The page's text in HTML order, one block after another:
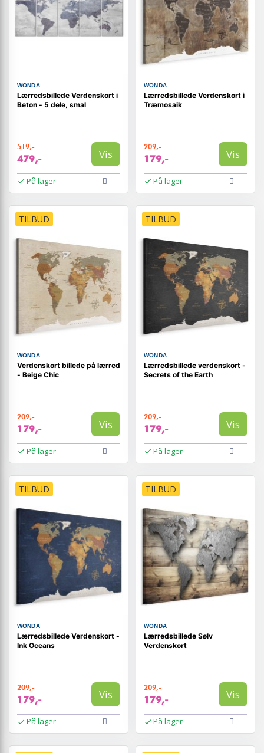
WONDA
Lærredsbillede Verdenskort i
Beton - 5 dele, smal
519,-
479,- Vis
På lager
WONDA
Lærredsbillede Verdenskort i
Træmosaik
209,-
179,- Vis
På lager
TILBUD
WONDA
Verdenskort billede på lærred
- Beige Chic
209,-
179,- Vis
På lager
TILBUD
WONDA
Lærredsbillede verdenskort -
Secrets of the Earth
209,-
179,- Vis
På lager
TILBUD
WONDA
Lærredsbillede Verdenskort -
Ink Oceans
209,-
179,- Vis
På lager
TILBUD
WONDA
Lærredsbillede Sølv
Verdenskort
209,-
179,- Vis
På lager